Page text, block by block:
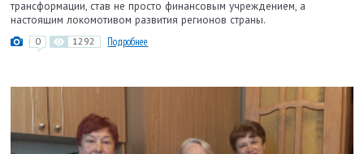
трансформации, став не просто финансовым учреждением, а
настоящим локомотивом развития регионов страны.
0 1292 Подробнее